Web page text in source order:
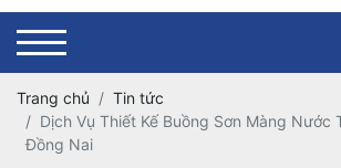
Trang chủ
Tin tức
Dịch Vụ Thiết Kế Buồng Sơn Màng Nước
Đồng Nai